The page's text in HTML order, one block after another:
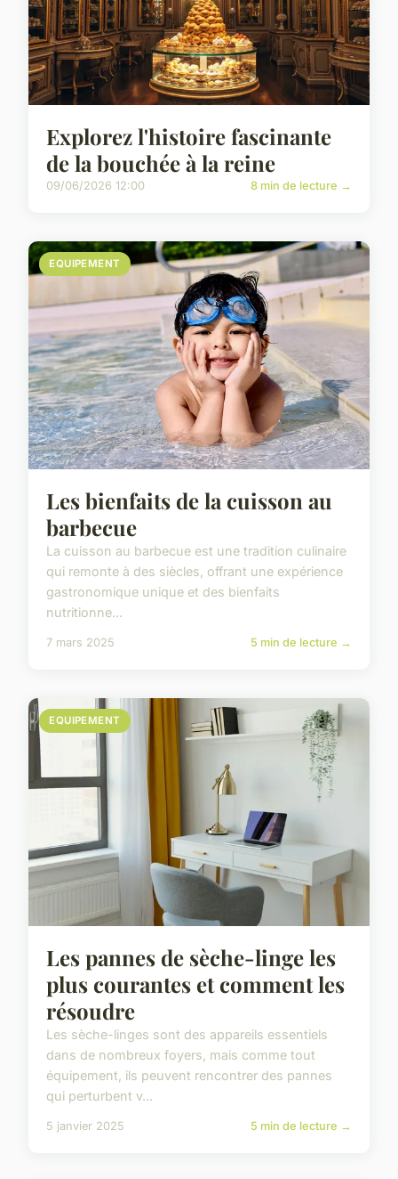
Explorez l'histoire fascinante
de la bouchée à la reine
09/06/2026 12:00 8 min de lecture →
EQUIPEMENT
Les bienfaits de la cuisson au
barbecue
La cuisson au barbecue est une tradition culinaire
qui remonte à des siècles, offrant une expérience
gastronomique unique et des bienfaits
nutritionne...
7 mars 2025 5 min de lecture →
EQUIPEMENT
Les pannes de sèche-linge les
plus courantes et comment les
résoudre
Les sèche-linges sont des appareils essentiels
dans de nombreux foyers, mais comme tout
équipement, ils peuvent rencontrer des pannes
qui perturbent v...
5 janvier 2025 5 min de lecture →